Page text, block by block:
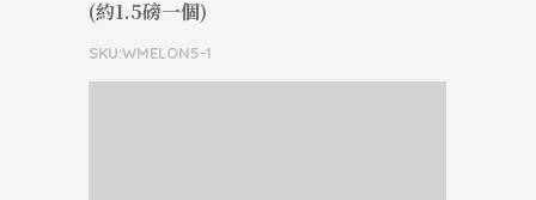
(約1.5磅一個)
SKU:WMELON5-1